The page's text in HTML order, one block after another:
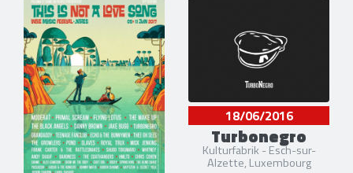
18/06/2016
Turbonegro
Kulturfabrik - Esch-sur-
Alzette, Luxembourg